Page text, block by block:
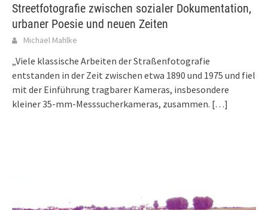
Streetfotografie zwischen sozialer Dokumentation,
urbaner Poesie und neuen Zeiten
Michael Mahlke
„Viele klassische Arbeiten der Straßenfotografie
entstanden in der Zeit zwischen etwa 1890 und 1975 und fiel
mit der Einführung tragbarer Kameras, insbesondere
kleiner 35-mm-Messsucherkameras, zusammen. […]